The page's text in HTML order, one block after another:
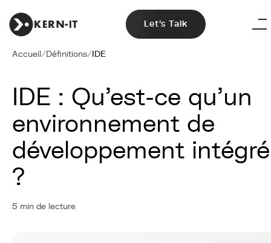
Let's Talk
Accueil/Définitions/IDE
IDE : Qu'est-ce qu'un
environnement de
développement intégré
?
5 min de lecture